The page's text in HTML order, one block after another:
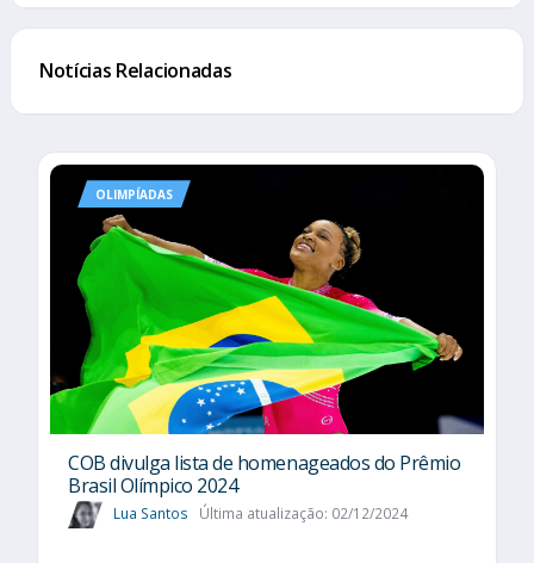
Notícias Relacionadas
OLIMPÍADAS
COB divulga lista de homenageados do Prêmio
Brasil Olímpico 2024
Lua Santos Última atualização: 02/12/2024